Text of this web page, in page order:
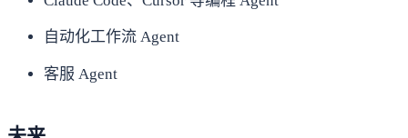
自动化工作流 Agent
客服 Agent